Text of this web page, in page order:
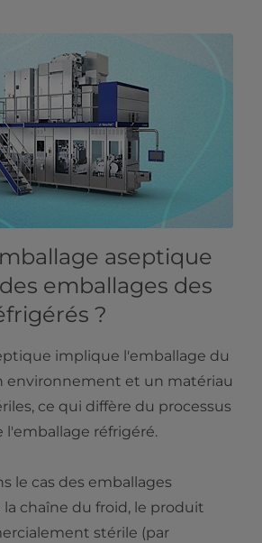
aseptique
emballages des
?
implique l'emballage du
environnement et un matériau
ce qui diffère du processus
l'emballage réfrigéré.
le cas des emballages
la chaîne du froid, le produit
stérile (par